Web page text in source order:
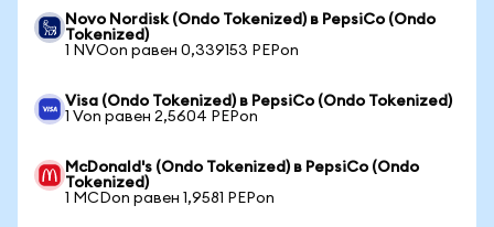
Novo Nordisk (Ondo Tokenized) в PepsiCo (Ondo
Tokenized)
1 NVOon равен 0,339153 PEPon
Visa (Ondo Tokenized) в PepsiCo (Ondo Tokenized)
1 Von равен 2,5604 PEPon
McDonald's (Ondo Tokenized) в PepsiCo (Ondo
Tokenized)
1 MCDon равен 1,9581 PEPon